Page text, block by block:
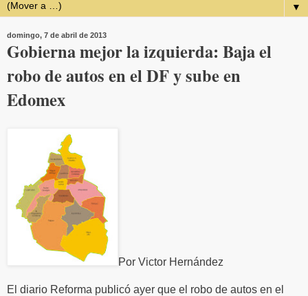
▼
domingo, 7 de abril de 2013
Gobierna mejor la izquierda: Baja el
robo de autos en el DF y sube en
Edomex
Por Victor Hernández
El diario Reforma publicó ayer que el robo de autos en el